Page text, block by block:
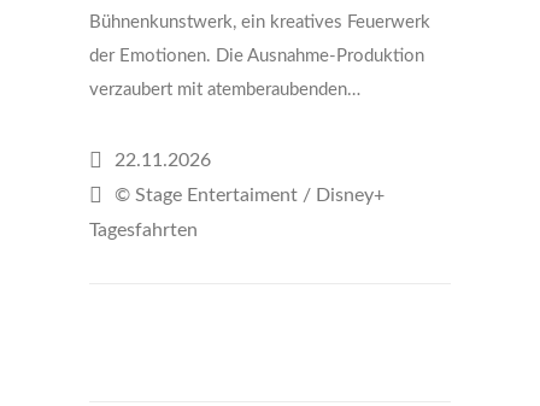
Bühnenkunstwerk, ein kreatives Feuerwerk
der Emotionen. Die Ausnahme-Produktion
verzaubert mit atemberaubenden…
22.11.2026
© Stage Entertaiment / Disney+
Tagesfahrten